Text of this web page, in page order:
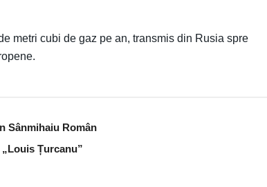
metri cubi de gaz pe an, transmis din Rusia spre
Sânmihaiu Român
Țurcanu”